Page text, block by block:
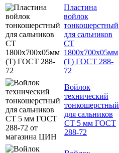
Пластина
войлок
тонкошерстный
для сальников
СТ
1800х700х05мм
(Т) ГОСТ 288-
72
Войлок
технический
тонкошерстный
для сальников
СТ 5 мм ГОСТ
288-72